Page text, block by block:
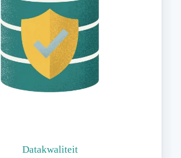
Datakwaliteit